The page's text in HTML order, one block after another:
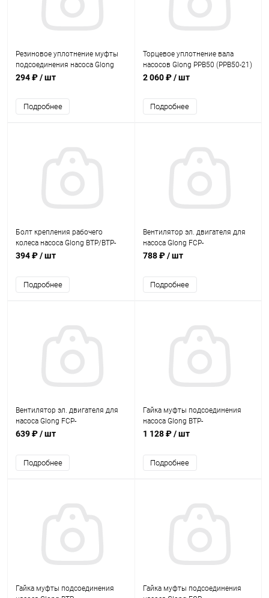
Резиновое уплотнение муфты
подсоединения насоса Glong
PPB50 (PPB050-07)
294 ₽/ шт
Подробнее
Торцевое уплотнение вала
насосов Glong PPB50 (PPB50-21)
2 060 ₽/ шт
Подробнее
Болт крепления рабочего
колеса насоса Glong BTP/BTP-
B/FCP-A (BTP2200-13)
394 ₽/ шт
Подробнее
Вентилятор эл. двигателя для
насоса Glong FCP-
1100S/1500S/2200S (FCP1100S-
788 ₽/ шт
Подробнее
Вентилятор эл. двигателя для
насоса Glong FCP-
370S/550S/750S (FCP370S-46)
639 ₽/ шт
Подробнее
Гайка муфты подсоединения
насоса Glong BTP-
2200/3000/4000 (шаг резьбы
1 128 ₽/ шт
Подробнее
Гайка муфты подсоединения
Гайка муфты подсоединения